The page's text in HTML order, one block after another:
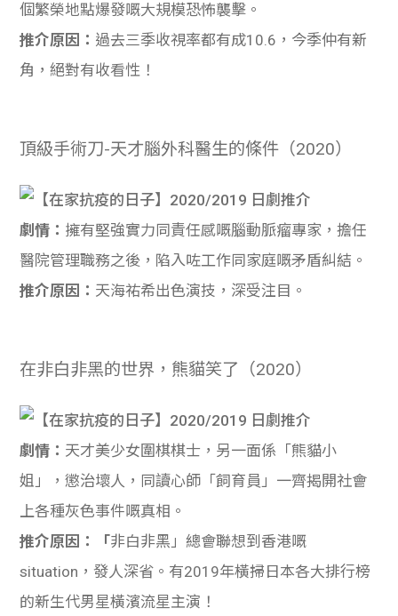
個繁榮地點爆發嘅大規模恐怖襲擊。
推介原因： 過去三季收視率都有成10.6，今季仲有新
角，絕對有收看性！
頂級手術刀-天才腦外科醫生的條件（2020）
劇情： 擁有堅強實力同責任感嘅腦動脈瘤專家，擔任
醫院管理職務之後，陷入咗工作同家庭嘅矛盾糾結。
推介原因： 天海祐希出色演技，深受注目。
在非白非黑的世界，熊貓笑了（2020）
劇情： 天才美少女圍棋棋士，另一面係「熊貓小
姐」，懲治壞人，同讀心師「飼育員」一齊揭開社會
上各種灰色事件嘅真相。
推介原因：「非白非黑」總會聯想到香港嘅
situation，發人深省。有2019年橫掃日本各大排行榜
的新生代男星橫濱流星主演！